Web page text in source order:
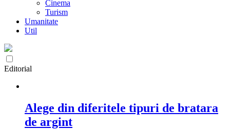
Cinema
Turism
Umanitate
Util
Editorial
Alege din diferitele tipuri de bratara
de argint